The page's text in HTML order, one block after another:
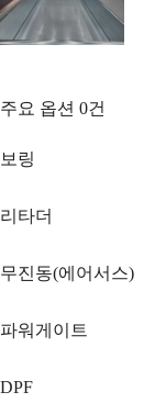
주요 옵션 0건
보링
리타더
무진동(에어서스)
파워게이트
DPF